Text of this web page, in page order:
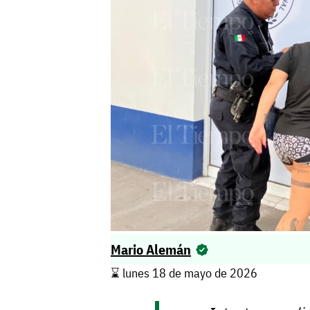
Mario Alemán
⌛️ lunes 18 de mayo de 2026